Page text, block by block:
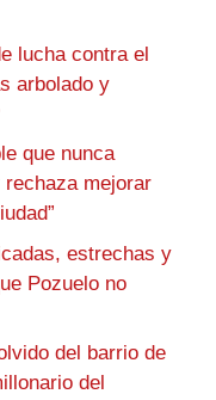
lucha contra el
arbolado y
que nunca
mejorar
estrechas y
Pozuelo no
del barrio de
del